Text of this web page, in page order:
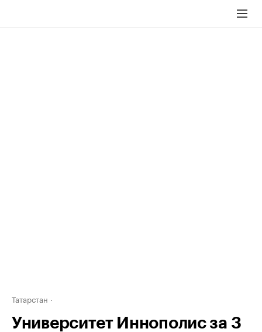
Татарстан
Университет Иннополис за 3